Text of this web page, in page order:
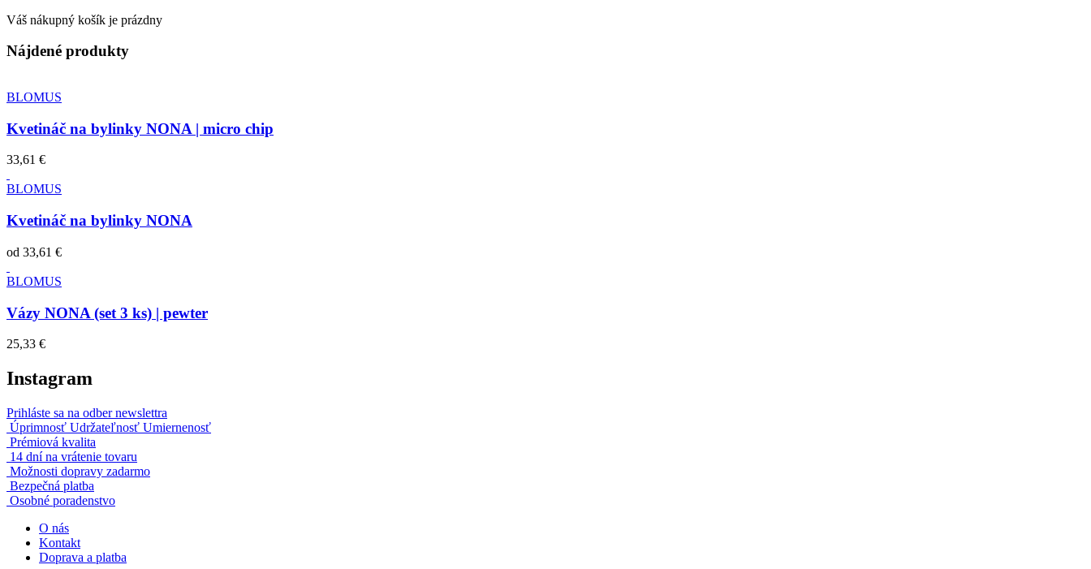
Váš nákupný košík je prázdny
Nájdené produkty
BLOMUS
Kvetináč na bylinky NONA | micro chip
33,61 €
BLOMUS
Kvetináč na bylinky NONA
od 33,61 €
BLOMUS
Vázy NONA (set 3 ks) | pewter
25,33 €
Instagram
Prihláste sa na odber newslettra
Úprimnosť Udržateľnosť Umiernenosť
Prémiová kvalita
14 dní na vrátenie tovaru
Možnosti dopravy zadarmo
Bezpečná platba
Osobné poradenstvo
O nás
Kontakt
Doprava a platba